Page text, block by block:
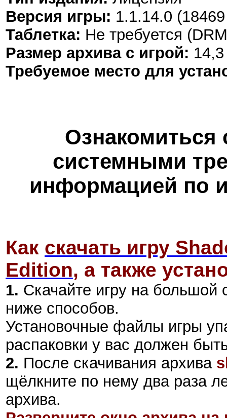
Версия игры: 1.1.14.0
Таблетка: Не требуется
Размер архива с игрой:
Требуемое место для
Ознакомиться
системными
информацией по
Как скачать игру
Edition, а также
1. Скачайте игру на большой
ниже способов.
Установочные файлы игры
распаковки у вас должен
2. После скачивания архива
щёлкните по нему два раза
архива.